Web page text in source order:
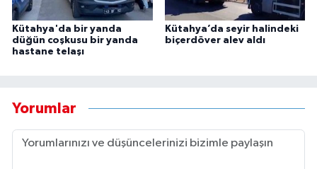
Kütahya'da bir yanda
düğün coşkusu bir yanda
hastane telaşı
Kütahya’da seyir halindeki
biçerdöver alev aldı
Yorumlar